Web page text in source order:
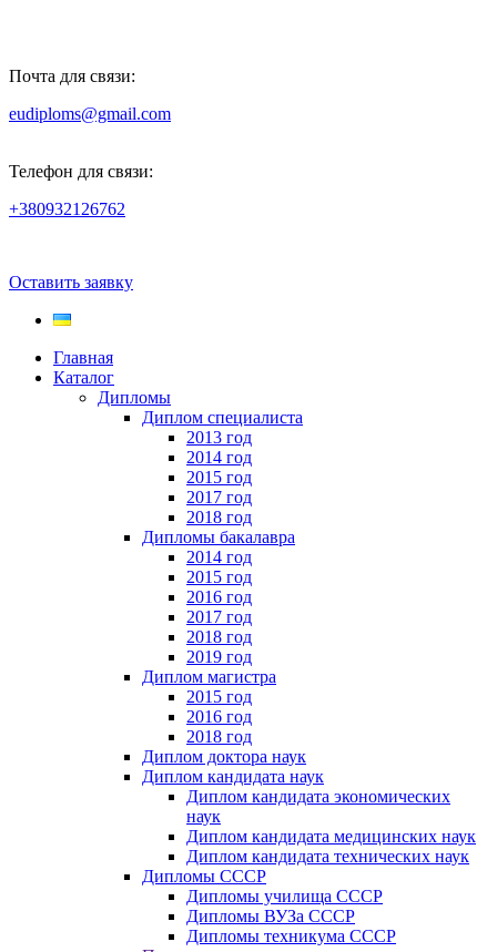
Почта для связи:
eudiploms@gmail.com
Телефон для связи:
+380932126762
Оставить заявку
Главная
Каталог
Дипломы
Диплом специалиста
2013 год
2014 год
2015 год
2017 год
2018 год
Дипломы бакалавра
2014 год
2015 год
2016 год
2017 год
2018 год
2019 год
Диплом магистра
2015 год
2016 год
2018 год
Диплом доктора наук
Диплом кандидата наук
Диплом кандидата экономических
наук
Диплом кандидата медицинских наук
Диплом кандидата технических наук
Дипломы СССР
Дипломы училища СССР
Дипломы ВУЗа СССР
Дипломы техникума СССР